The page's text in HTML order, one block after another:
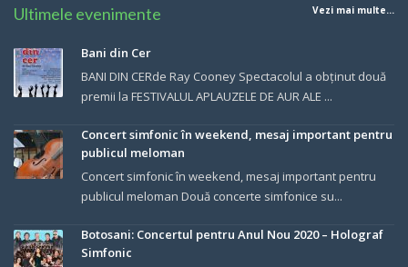
Ultimele evenimente Vezi mai multe...
Bani din Cer
BANI DIN CERde Ray Cooney Spectacolul a obținut două
premii la FESTIVALUL APLAUZELE DE AUR ALE ...
Concert simfonic în weekend, mesaj important pentru
publicul meloman
Concert simfonic în weekend, mesaj important pentru
publicul meloman Două concerte simfonice su...
Botosani: Concertul pentru Anul Nou 2020 – Holograf
Simfonic